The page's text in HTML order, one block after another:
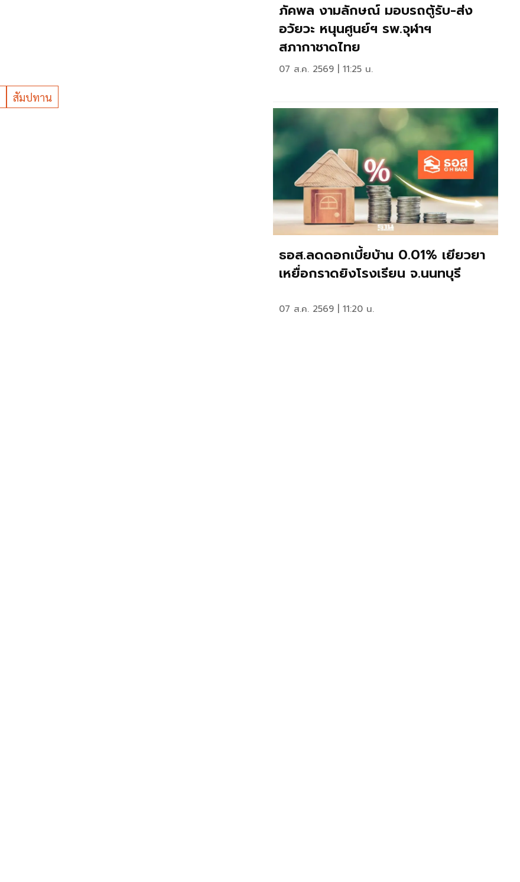
สัมปทาน
ภัคพล งามลักษณ์ มอบรถตู้รับ-ส่ง
อวัยวะ หนุนศูนย์ฯ รพ.จุฬาฯ
สภากาชาดไทย
07 ส.ค. 2569 | 11:25 น.
ธอส.ลดดอกเบี้ยบ้าน 0.01% เยียวยา
เหยื่อกราดยิงโรงเรียน จ.นนทบุรี
07 ส.ค. 2569 | 11:20 น.